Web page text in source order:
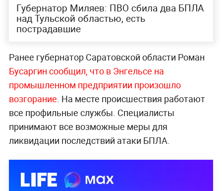
Губернатор Миляев: ПВО сбила два БПЛА
над Тульской областью, есть
пострадавшие
Ранее губернатор Саратовской области Роман
Бусаргин сообщил, что в Энгельсе на
промышленном предприятии произошло
возгорание. На месте происшествия работают
все профильные службы. Специалисты
принимают все возможные меры для
ликвидации последствий атаки БПЛА.